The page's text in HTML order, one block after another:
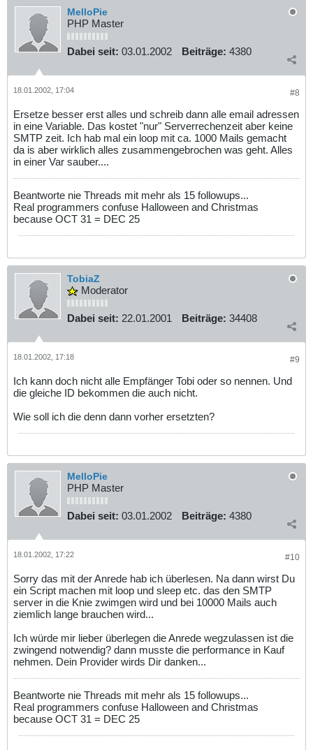
MelloPie
PHP Master
Dabei seit: 03.01.2002 Beiträge: 4380
#8
18.01.2002, 17:04
Ersetze besser erst alles und schreib dann alle email adressen
in eine Variable. Das kostet "nur" Serverrechenzeit aber keine
SMTP zeit. Ich hab mal ein loop mit ca. 1000 Mails gemacht
da is aber wirklich alles zusammengebrochen was geht. Alles
in einer Var sauber....
Beantworte nie Threads mit mehr als 15 followups...
Real programmers confuse Halloween and Christmas
because OCT 31 = DEC 25
TobiaZ
Moderator
Dabei seit: 22.01.2001 Beiträge: 34408
#9
18.01.2002, 17:18
Ich kann doch nicht alle Empfänger Tobi oder so nennen. Und
die gleiche ID bekommen die auch nicht.
Wie soll ich die denn dann vorher ersetzten?
MelloPie
PHP Master
Dabei seit: 03.01.2002 Beiträge: 4380
#10
18.01.2002, 17:22
Sorry das mit der Anrede hab ich überlesen. Na dann wirst Du
ein Script machen mit loop und sleep etc. das den SMTP
server in die Knie zwimgen wird und bei 10000 Mails auch
ziemlich lange brauchen wird...
Ich würde mir lieber überlegen die Anrede wegzulassen ist die
zwingend notwendig? dann musste die performance in Kauf
nehmen. Dein Provider wirds Dir danken...
Beantworte nie Threads mit mehr als 15 followups...
Real programmers confuse Halloween and Christmas
because OCT 31 = DEC 25